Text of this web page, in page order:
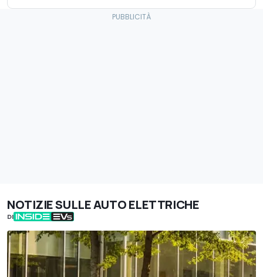
NOTIZIE SULLE AUTO ELETTRICHE
DI